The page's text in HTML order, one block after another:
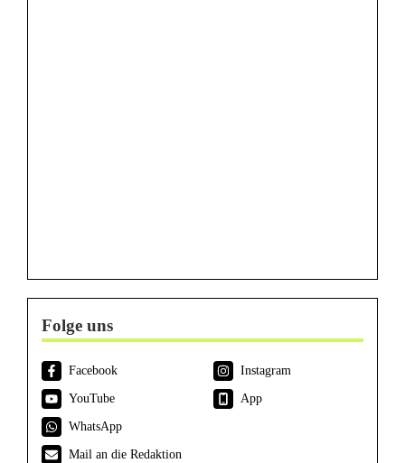
Folge uns
Facebook
Instagram
YouTube
App
WhatsApp
Mail an die Redaktion